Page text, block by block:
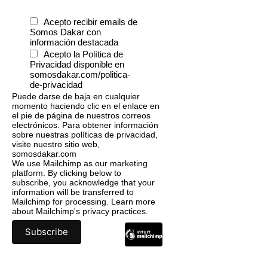
Acepto recibir emails de
Somos Dakar con
información destacada
Acepto la Política de
Privacidad disponible en
somosdakar.com/politica-
de-privacidad
Puede darse de baja en cualquier
momento haciendo clic en el enlace en
el pie de página de nuestros correos
electrónicos. Para obtener información
sobre nuestras políticas de privacidad,
visite nuestro sitio web,
somosdakar.com
We use Mailchimp as our marketing
platform. By clicking below to
subscribe, you acknowledge that your
information will be transferred to
Mailchimp for processing. Learn more
about Mailchimp's privacy practices.